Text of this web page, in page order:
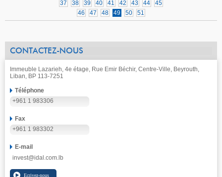
37
38 39 40 41 42 43 44
45
46
47 48 49 50 51
CONTACTEZ-NOUS
Immeuble Lazarieh, 4e étage, Rue Emir Béchir, Centre-Ville, Beyrouth,
Liban, BP 113-7251
Téléphone
+961 1 983306
Fax
+961 1 983302
E-mail
invest@idal.com.lb